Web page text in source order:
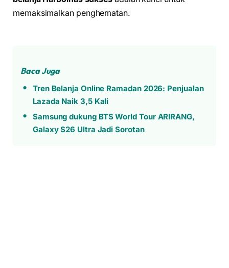
memaksimalkan penghematan.
Baca Juga
Tren Belanja Online Ramadan 2026: Penjualan
Lazada Naik 3,5 Kali
Samsung dukung BTS World Tour ARIRANG,
Galaxy S26 Ultra Jadi Sorotan